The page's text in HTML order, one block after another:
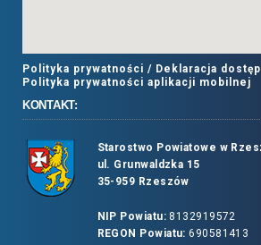
Polityka prywatności / Deklaracja
Polityka prywatności aplikacji mobilnej
KONTAKT:
Starostwo Powiatowe w
ul. Grunwaldzka 15
35-959 Rzeszów
NIP Powiatu:8132919572
REGON Powiatu: 690581413